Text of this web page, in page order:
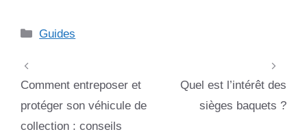
Catégories
Guides
Comment entreposer et
protéger son véhicule de
collection : conseils
Quel est l’intérêt des
sièges baquets ?